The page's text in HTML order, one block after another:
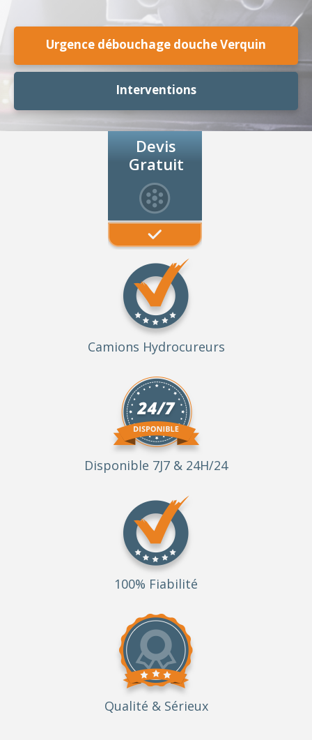
Urgence débouchage douche Verquin
Interventions
Devis
Gratuit
Camions Hydrocureurs
Disponible 7J7 & 24H/24
100% Fiabilité
Qualité & Sérieux